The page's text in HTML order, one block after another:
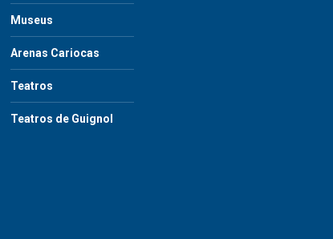
Museus
Arenas Cariocas
Teatros
Teatros de Guignol